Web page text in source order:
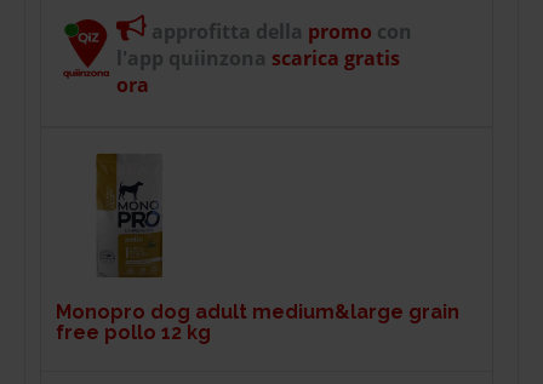
approfitta della promo con
l'app quiinzona scarica gratis
ora
Monopro dog adult medium&large grain
free pollo 12 kg